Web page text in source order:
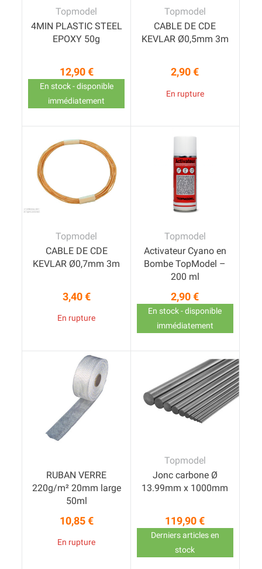
Topmodel
4MIN PLASTIC STEEL
EPOXY 50g
Prix
12,90 €
En stock - disponible
immédiatement
Topmodel
CABLE DE CDE
KEVLAR Ø0,5mm 3m
Prix
2,90 €
En rupture
Topmodel
CABLE DE CDE
KEVLAR Ø0,7mm 3m
Prix
3,40 €
En rupture
Topmodel
Activateur Cyano en
Bombe TopModel –
200 ml
Prix
2,90 €
En stock - disponible
immédiatement
RUBAN VERRE
220g/m² 20mm large
50ml
Prix
10,85 €
En rupture
Topmodel
Jonc carbone Ø
13.99mm x 1000mm
Prix
119,90 €
Derniers articles en
stock